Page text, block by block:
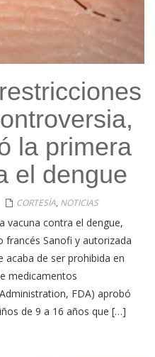
la primera
el dengue
CORTESÍA, NOTICIAS
vacuna contra el dengue,
francés Sanofi y autorizada
acaba de ser prohibida en
medicamentos
FDA) aprobó
de 9 a 16 años que […]